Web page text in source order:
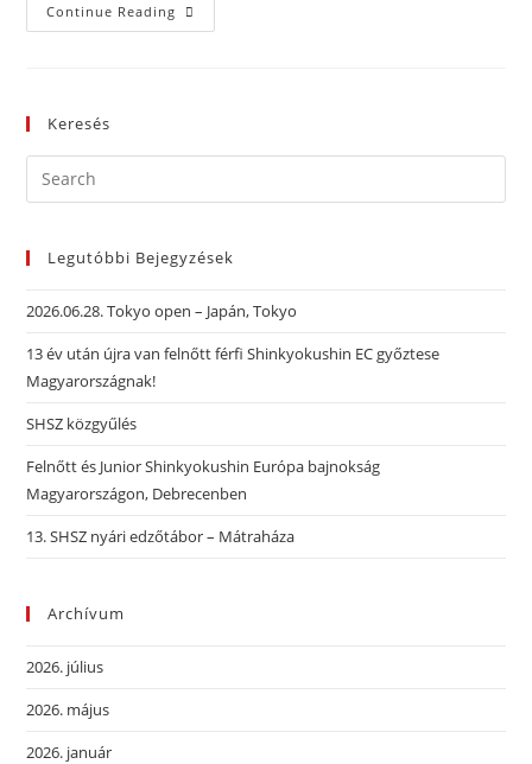
Continue Reading
Keresés
Legutóbbi Bejegyzések
2026.06.28. Tokyo open – Japán, Tokyo
13 év után újra van felnőtt férfi Shinkyokushin EC győztese
Magyarországnak!
SHSZ közgyűlés
Felnőtt és Junior Shinkyokushin Európa bajnokság
Magyarországon, Debrecenben
13. SHSZ nyári edzőtábor – Mátraháza
Archívum
2026. július
2026. május
2026. január